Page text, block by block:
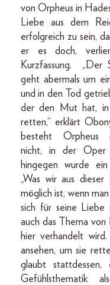
von Orpheus in
Liebe aus dem
erfolgreich zu sein,
er es doch,
Kurzfassung. „Der
geht abermals um
und in den Tod
der den Mut hat,
retten,“ erklärt
besteht
nicht, in der Oper
hingegen wurde
„Was wir aus dieser
möglich ist, wenn
sich für seine Liebe
auch das Thema von
hier verhandelt
ansehen, um sie
glaubt
Gefühlsthematik